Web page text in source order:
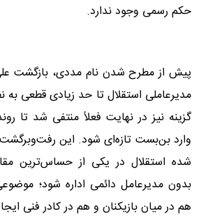
حکم رسمی وجود ندارد.
پیش از مطرح شدن نام مددی، بازگشت
مدیرعاملی استقلال تا حد زیادی قطعی به
گزینه نیز در نهایت فعلاً منتفی شد تا
وارد بن‌بست تازه‌ای شود. این
شده استقلال در یکی از حساس‌ترین
بدون مدیرعامل دائمی اداره شود؛
هم در میان بازیکنان و هم در کادر فنی